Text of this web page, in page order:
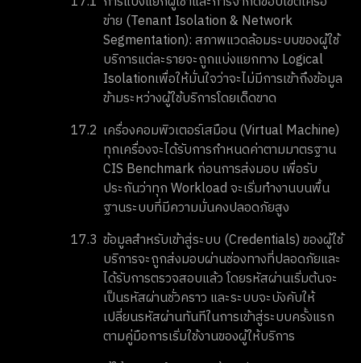
ข่าย (Tenant Isolation & Network
Segmentation): สภาพแวดล้อมระบบของผู้ใช้
บริการแต่ละรายจะถูกแบ่งแยกทาง Logical
Isolationเพื่อให้มั่นใจว่าจะไม่มีการเข้าถึงข้อมูล
ข้ามระหว่างผู้ใช้บริการโดยเด็ดขาด
17.2 เครื่องคอมพิวเตอร์เสมือน (Virtual Machine)
ทุกเครื่องจะได้รับการกำหนดค่าตามมาตรฐาน
CIS Benchmark ก่อนการส่งมอบ เพื่อรับ
ประกันว่าทุก Workload จะเริ่มทำงานบนพื้น
ฐานระบบที่มีความมั่นคงปลอดภัยสูง
17.3 ข้อมูลสำหรับเข้าสู่ระบบ (Credentials) ของผู้ใช้
บริการจะถูกส่งมอบผ่านช่องทางที่ปลอดภัยและ
ได้รับการตรวจสอบแล้ว โดยรหัสผ่านเริ่มต้นจะ
เป็นรหัสผ่านชั่วคราว และระบบจะบังคับให้
เปลี่ยนรหัสผ่านทันทีในการเข้าสู่ระบบครั้งแรก
ตามคู่มือการเริ่มใช้งานของผู้ให้บริการ